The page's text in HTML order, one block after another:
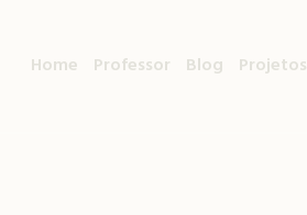
Home Professor Blog Projetos